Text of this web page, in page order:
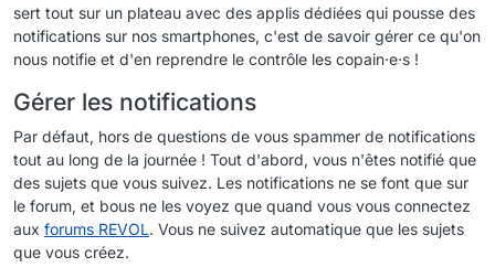
sert tout sur un plateau avec des applis dédiées qui pousse des
notifications sur nos smartphones, c'est de savoir gérer ce qu'on
nous notifie et d'en reprendre le contrôle les copain·e·s !
Gérer les notifications
Par défaut, hors de questions de vous spammer de notifications
tout au long de la journée ! Tout d'abord, vous n'êtes notifié que
des sujets que vous suivez. Les notifications ne se font que sur
le forum, et bous ne les voyez que quand vous vous connectez
aux forums REVOL. Vous ne suivez automatique que les sujets
que vous créez.